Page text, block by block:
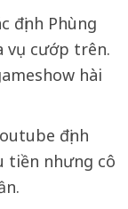
định Phùng
vụ cướp trên.
hài
định
tiền nhưng cô